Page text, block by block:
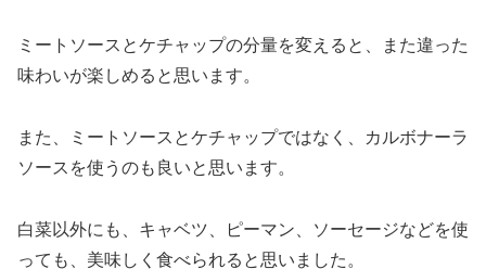
ミートソースとケチャップの分量を変えると、また違った
味わいが楽しめると思います。
また、ミートソースとケチャップではなく、カルボナーラ
ソースを使うのも良いと思います。
白菜以外にも、キャベツ、ピーマン、ソーセージなどを使
っても、美味しく食べられると思いました。